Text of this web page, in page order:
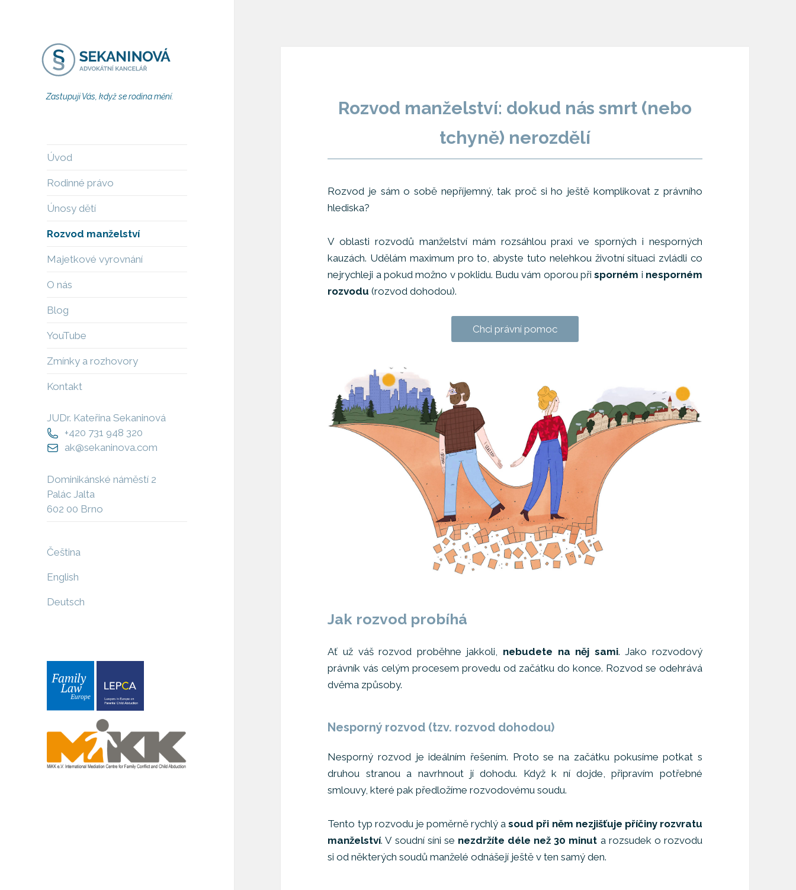
Zastupuji Vás, když se rodina mění.
Úvod
Rodinné právo
Únosy dětí
Rozvod manželství
Majetkové vyrovnání
O nás
Blog
YouTube
Zmínky a rozhovory
Kontakt
JUDr. Kateřina Sekaninová
+420 731 948 320
ak@sekaninova.com
Dominikánské náměstí 2
Palác Jalta
602 00 Brno
Čeština
English
Deutsch
Rozvod manželství: dokud nás smrt (nebo
tchyně) nerozdělí
Rozvod je sám o sobě nepříjemný, tak proč si ho ještě komplikovat z právního
hlediska?
V oblasti rozvodů manželství mám rozsáhlou praxi ve sporných i nesporných
kauzách. Udělám maximum pro to, abyste tuto nelehkou životní situaci zvládli co
nejrychleji a pokud možno v poklidu. Budu vám oporou přisporném i nesporném
rozvodu (rozvod dohodou).
Chci právní pomoc
Jak rozvod probíhá
Ať už váš rozvod proběhne jakkoli, nebudete na něj sami. Jako rozvodový
právník vás celým procesem provedu od začátku do konce. Rozvod se odehrává
dvěma způsoby.
Nesporný rozvod (tzv. rozvod dohodou)
Nesporný rozvod je ideálním řešením. Proto se na začátku pokusíme potkat s
druhou stranou a navrhnout jí dohodu. Když k ní dojde, připravím potřebné
smlouvy, které pak předložíme rozvodovému soudu.
Tento typ rozvodu je poměrně rychlý asoud při něm nezjišťuje příčiny rozvratu
manželství. V soudní síni se nezdržíte déle než 30 minut a rozsudek o rozvodu
si od některých soudů manželé odnášejí ještě v ten samý den.